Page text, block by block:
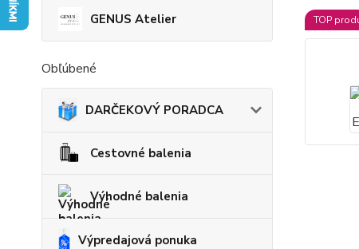
GENUS Atelier
Obľúbené
DARČEKOVÝ PORADCA
Cestovné balenia
Výhodné balenia
Výpredajová ponuka
TOP